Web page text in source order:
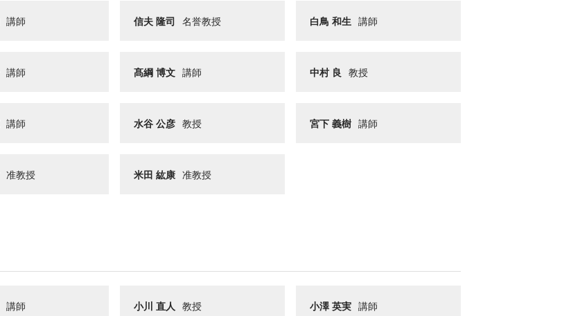
講師 信夫 隆司 名誉教授 白鳥 和生 講師
講師 髙綱 博文 講師 中村 良 教授
講師 水谷 公彦 教授 宮下 義樹 講師
准教授 米田 紘康 准教授
講師 小川 直人 教授 小澤 英実 講師